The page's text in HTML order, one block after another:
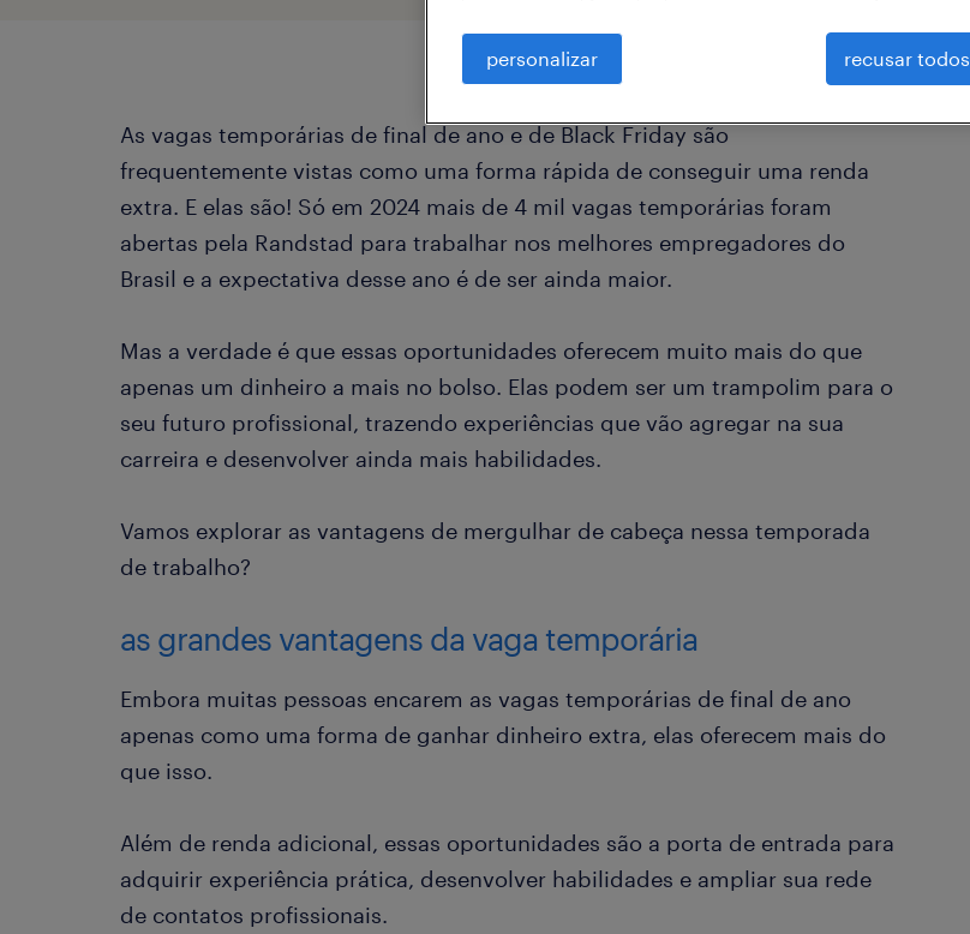
As vagas temporárias de final de ano e de Black Friday são
frequentemente vistas como uma forma rápida de conseguir uma renda
extra. E elas são! Só em 2024 mais de 4 mil vagas temporárias foram
abertas pela Randstad para trabalhar nos melhores empregadores do
Brasil e a expectativa desse ano é de ser ainda maior.
Mas a verdade é que essas oportunidades oferecem muito mais do que
apenas um dinheiro a mais no bolso. Elas podem ser um trampolim para o
seu futuro profissional, trazendo experiências que vão agregar na sua
carreira e desenvolver ainda mais habilidades.
Vamos explorar as vantagens de mergulhar de cabeça nessa temporada
de trabalho?
as grandes vantagens da vaga temporária
Embora muitas pessoas encarem as vagas temporárias de final de ano
apenas como uma forma de ganhar dinheiro extra, elas oferecem mais do
que isso.
Além de renda adicional, essas oportunidades são a porta de entrada para
adquirir experiência prática, desenvolver habilidades e ampliar sua rede
de contatos profissionais.
personalizar recusar todos